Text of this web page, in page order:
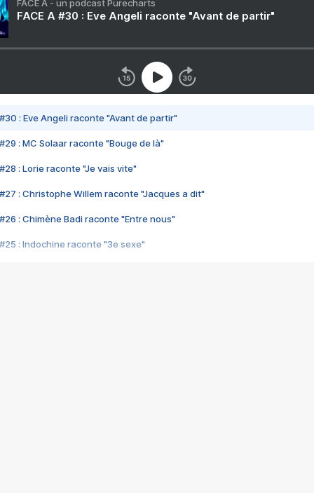
FACE A - un podcast Purecharts
FACE A #30 : Eve Angeli raconte "Avant de partir"
#30 : Eve Angeli raconte "Avant de partir"
#29 : MC Solaar raconte "Bouge de là"
#28 : Lorie raconte "Je vais vite"
#27 : Christophe Willem raconte "Jacques a dit"
#26 : Chimène Badi raconte "Entre nous"
#25 : Indochine raconte "3e sexe"